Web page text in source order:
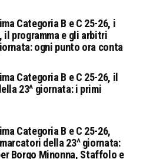
Categoria B e C 25-26, i
programma e gli arbitri
ogni punto ora conta
Categoria B e C 25-26, il
23^ giornata: i primi
Categoria B e C 25-26,
della 23^ giornata:
Borgo Minonna, Staffolo e